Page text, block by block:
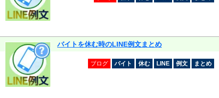
バイトを休む時のLINE例文まとめ
ブログ バイト 休む LINE 例文 まとめ